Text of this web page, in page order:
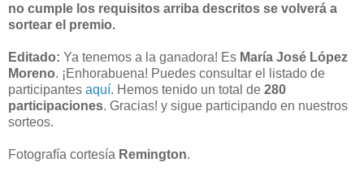
no cumple los requisitos arriba descritos se volverá a
sortear el premio.
Editado: Ya tenemos a la ganadora! Es María José López
Moreno. ¡Enhorabuena! Puedes consultar el listado de
participantes aquí. Hemos tenido un total de 280
participaciones. Gracias! y sigue participando en nuestros
sorteos.
Fotografía cortesía Remington.